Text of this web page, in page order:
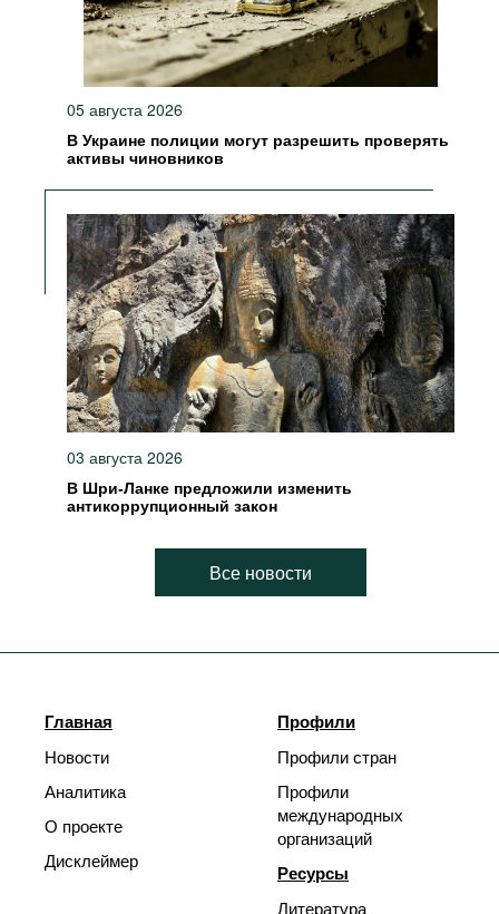
05 августа 2026
В Украине полиции могут разрешить проверять
активы чиновников
03 августа 2026
В Шри-Ланке предложили изменить
антикоррупционный закон
Все новости
Главная
Новости
Аналитика
О проекте
Дисклеймер
Профили
Профили стран
Профили
международных
организаций
Ресурсы
Литература